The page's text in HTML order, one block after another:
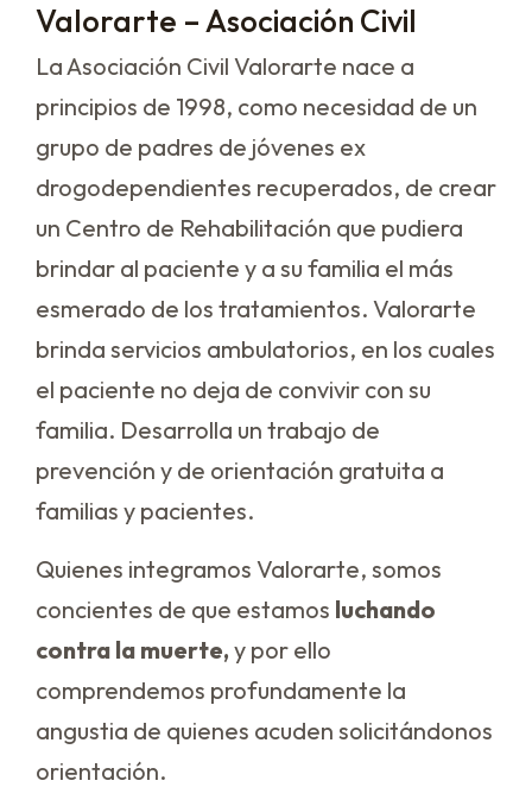
Valorarte – Asociación Civil
La Asociación Civil Valorarte nace a
principios de 1998, como necesidad de un
grupo de padres de jóvenes ex
drogodependientes recuperados, de crear
un Centro de Rehabilitación que pudiera
brindar al paciente y a su familia el más
esmerado de los tratamientos. Valorarte
brinda servicios ambulatorios, en los cuales
el paciente no deja de convivir con su
familia. Desarrolla un trabajo de
prevención y de orientación gratuita a
familias y pacientes.
Quienes integramos Valorarte, somos
concientes de que estamos luchando
contra la muerte, y por ello
comprendemos profundamente la
angustia de quienes acuden solicitándonos
orientación.